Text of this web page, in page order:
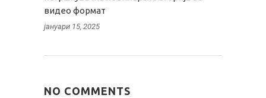
видео формат
јануари 15, 2025
NO COMMENTS